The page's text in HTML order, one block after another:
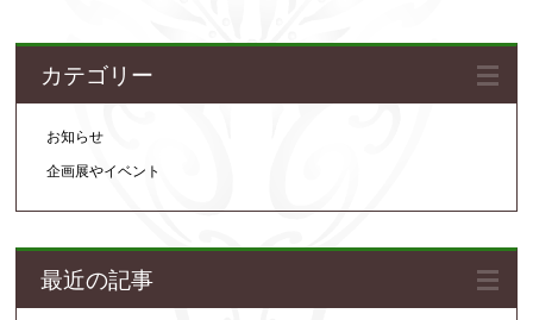
カテゴリー
お知らせ
企画展やイベント
最近の記事